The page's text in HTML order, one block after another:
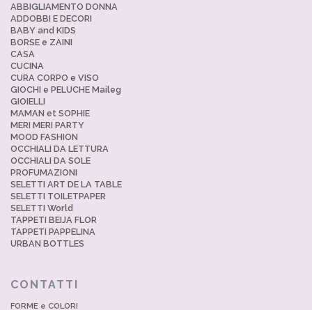
ABBIGLIAMENTO DONNA
ADDOBBI E DECORI
BABY and KIDS
BORSE e ZAINI
CASA
CUCINA
CURA CORPO e VISO
GIOCHI e PELUCHE Maileg
GIOIELLI
MAMAN et SOPHIE
MERI MERI PARTY
MOOD FASHION
OCCHIALI DA LETTURA
OCCHIALI DA SOLE
PROFUMAZIONI
SELETTI ART DE LA TABLE
SELETTI TOILETPAPER
SELETTI World
TAPPETI BEIJA FLOR
TAPPETI PAPPELINA
URBAN BOTTLES
CONTATTI
FORME e COLORI